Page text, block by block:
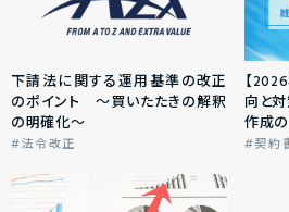
下請法に関する運用基準の改正
のポイント ～買いたたきの解釈
の明確化～
法令改正
【
向と
作成
契約